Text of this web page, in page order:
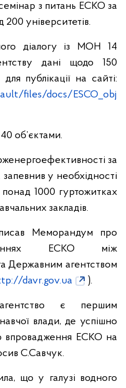
з питань ЕСКО за
університетів.
діалогу із МОН 14
дані щодо 150
публікації на сайті:
files/docs/ESCO_obj
об’єктами.
за
запевнив у необхідності
понад 1000 гуртожитках
закладів.
Меморандум про
ЕСКО між
Державним агентством
davr.gov.ua ).
є першим
влади, де успішно
впровадження ЕСКО на
С.Савчук.
що у галузі водного